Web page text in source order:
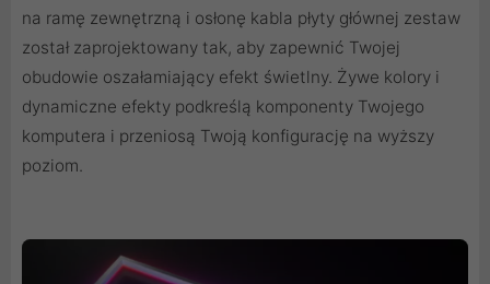
na ramę zewnętrzną i osłonę kabla płyty głównej zestaw
został zaprojektowany tak, aby zapewnić Twojej
obudowie oszałamiający efekt świetlny. Żywe kolory i
dynamiczne efekty podkreślą komponenty Twojego
komputera i przeniosą Twoją konfigurację na wyższy
poziom.